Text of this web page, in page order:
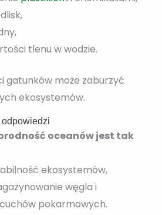
tlenu w wodzie.
gatunków może zaburzyć
ekosystemów.
oceanów jest tak
ekosystemów,
węgla i
pokarmowych.